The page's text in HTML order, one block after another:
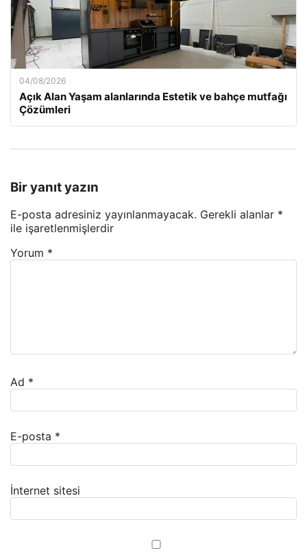
04/08/2026
Açık Alan Yaşam alanlarında Estetik ve bahçe mutfağı
Çözümleri
Bir yanıt yazın
E-posta adresiniz yayınlanmayacak. Gerekli alanlar *
ile işaretlenmişlerdir
Yorum *
Ad *
E-posta *
İnternet sitesi